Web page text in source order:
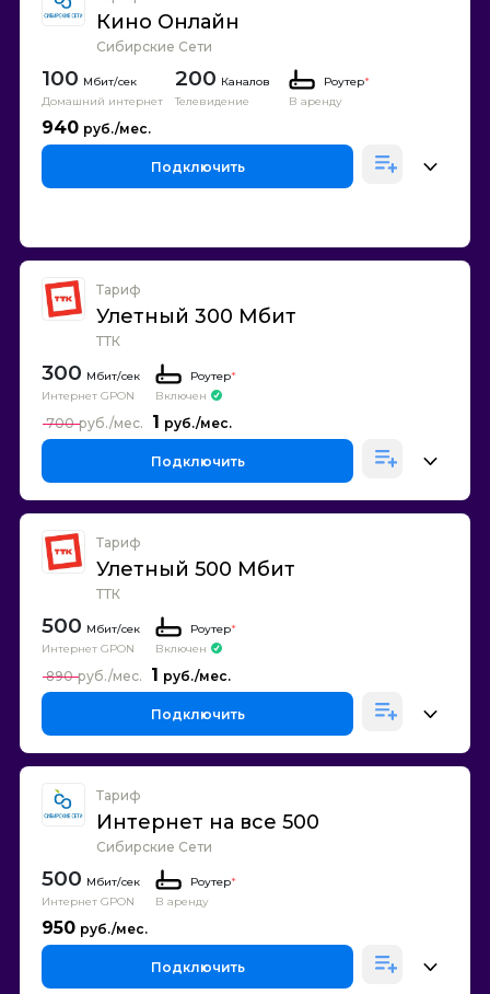
Кино Онлайн
Сибирские Сети
100
Домашний интернет
200 Каналов
Телевидение
Роутер*
В аренду
940
Подключить
Тариф
Улетный 300 Мбит
ТТК
300
Интернет GPON
Роутер*
Включен
1
700
Подключить
Тариф
Улетный 500 Мбит
ТТК
500
Интернет GPON
Роутер*
Включен
1
890
Подключить
Тариф
Интернет на все 500
Сибирские Сети
500
Интернет GPON
Роутер*
В аренду
950
Подключить